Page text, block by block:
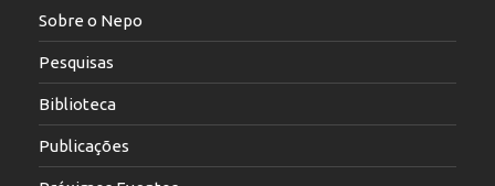
Sobre o Nepo
Pesquisas
Biblioteca
Publicações